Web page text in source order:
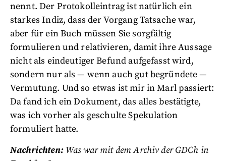
nennt. Der Protokolleintrag ist natürlich ein
starkes Indiz, dass der Vorgang Tatsache war,
aber für ein Buch müssen Sie sorgfältig
formulieren und relativieren, damit ihre Aussage
nicht als eindeutiger Befund aufgefasst wird,
sondern nur als — wenn auch gut begründete —
Vermutung. Und so etwas ist mir in Marl passiert:
Da fand ich ein Dokument, das alles bestätigte,
was ich vorher als geschulte Spekulation
formuliert hatte.
Nachrichten: Was war mit dem Archiv der GDCh in